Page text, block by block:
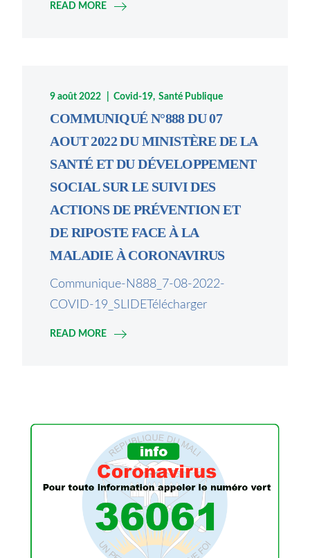
READ MORE
9 août 2022 Covid-19 Santé Publique
COMMUNIQUÉ N°888 DU 07
AOUT 2022 DU MINISTÈRE DE LA
SANTÉ ET DU DÉVELOPPEMENT
SOCIAL SUR LE SUIVI DES
ACTIONS DE PRÉVENTION ET
DE RIPOSTE FACE À LA
MALADIE À CORONAVIRUS
Communique-N888_7-08-2022-
COVID-19_SLIDETélécharger
READ MORE